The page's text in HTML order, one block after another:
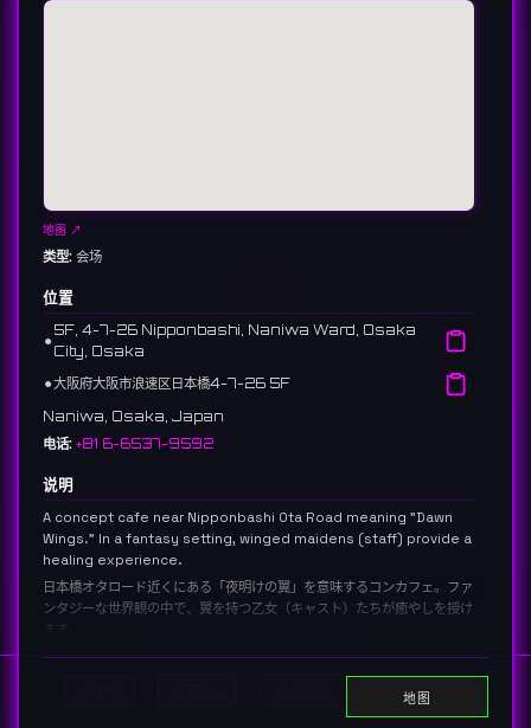
Search
地图 ↗
类型: 会场
位置
⚫︎
5F, 4-7-26 Nipponbashi, Naniwa Ward, Osaka
City, Osaka
⚫︎大阪府大阪市浪速区日本橋4-7-26 5F
Naniwa, Osaka, Japan
电话: +81 6-6537-9592
说明
A concept cafe near Nipponbashi Ota Road meaning "Dawn
Wings." In a fantasy setting, winged maidens (staff) provide a
healing experience.
日本橋オタロード近くにある「夜明けの翼」を意味するコンカフェ。ファ
ンタジーな世界観の中で、翼を持つ乙女（キャスト）たちが癒やしを授け
ます。
58 reviews 4.3 ⭐️
地图